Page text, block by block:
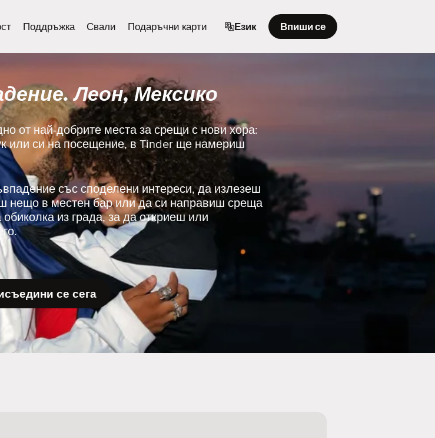
Поддръжка Свали Подаръчни карти Език Впиши се
Леон, Мексико
от най-добрите места за срещи с нови хора:
или си на посещение, в Tinder ще намериш
със споделени интереси, да излезеш
нещо в местен бар или да си направиш среща
из града, за да откриеш или
се сега